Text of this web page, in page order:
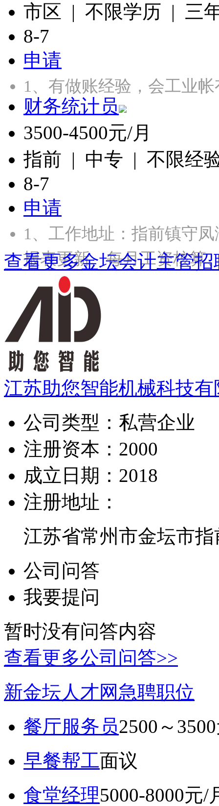
市区 | 不限学历 | 三
8-7
申请
1、有做账经验，会工业
财务统计员
3500-4500元/月
指前 | 中专 | 不限经
8-7
申请
1、工作地址：指前镇守
报表更新、每月工资核
查看更多金坛会计主管招
江苏助您智能机械科技有
公司类型： 私营企业
注册资本： 2000
成立日期： 2018
注册地址：
江苏省常州市金坛市
公司问答
我要提问
暂时没有问答内容
查看更多公司问答>>
新金坛人才网急聘职位
餐厅服务员2500～
早餐帮工面议
食堂经理5000-8000元/